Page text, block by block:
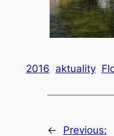
2016 aktuality
←
Previous: